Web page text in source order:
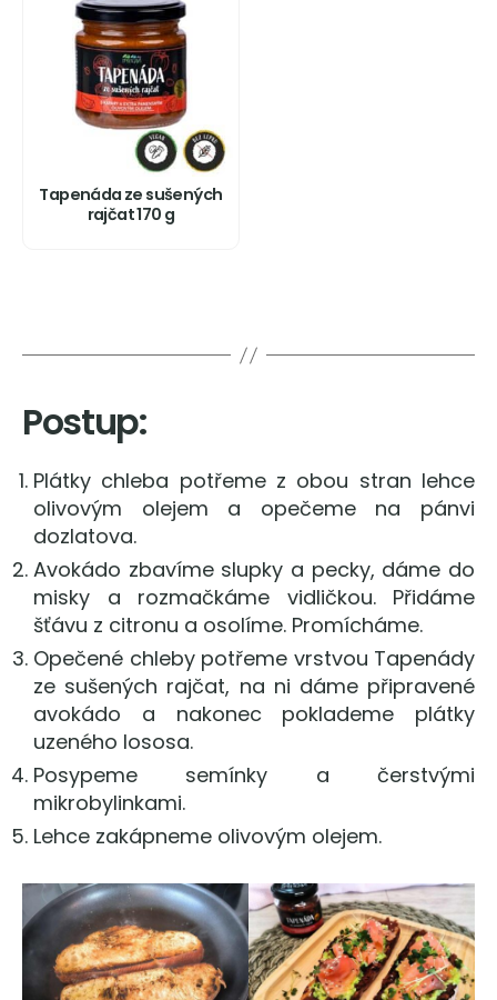
Tapenáda ze sušených
rajčat 170 g
Postup:
Plátky chleba potřeme z obou stran lehce
olivovým olejem a opečeme na pánvi
dozlatova.
Avokádo zbavíme slupky a pecky, dáme do
misky a rozmačkáme vidličkou. Přidáme
šťávu z citronu a osolíme. Promícháme.
Opečené chleby potřeme vrstvou Tapenády
ze sušených rajčat, na ni dáme připravené
avokádo a nakonec poklademe plátky
uzeného lososa.
Posypeme semínky a čerstvými
mikrobylinkami.
Lehce zakápneme olivovým olejem.